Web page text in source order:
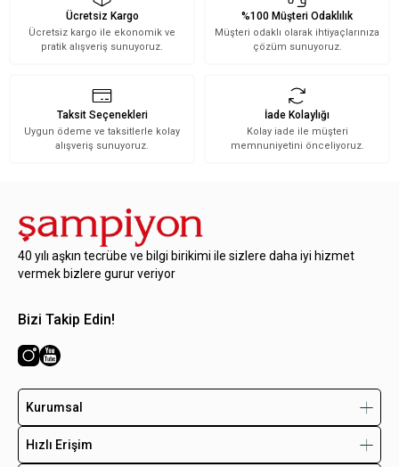
Ücretsiz Kargo
Ücretsiz kargo ile ekonomik ve
pratik alışveriş sunuyoruz.
%100 Müşteri Odaklılık
Müşteri odaklı olarak ihtiyaçlarınıza
çözüm sunuyoruz.
Taksit Seçenekleri
Uygun ödeme ve taksitlerle kolay
alışveriş sunuyoruz.
İade Kolaylığı
Kolay iade ile müşteri
memnuniyetini önceliyoruz.
40 yılı aşkın tecrübe ve bilgi birikimi ile sizlere daha iyi hizmet
vermek bizlere gurur veriyor
Bizi Takip Edin!
Kurumsal
Hızlı Erişim